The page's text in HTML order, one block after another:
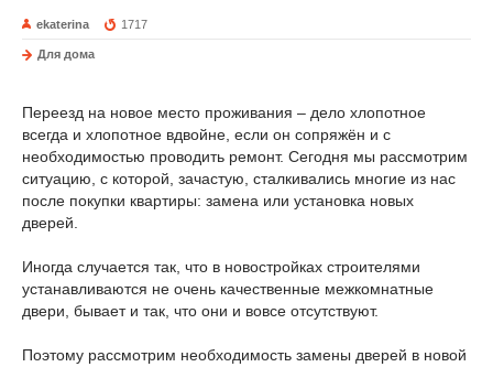
ekaterina 1717
Для дома
Переезд на новое место проживания – дело хлопотное
всегда и хлопотное вдвойне, если он сопряжён и с
необходимостью проводить ремонт. Сегодня мы рассмотрим
ситуацию, с которой, зачастую, сталкивались многие из нас
после покупки квартиры: замена или установка новых
дверей.
Иногда случается так, что в новостройках строителями
устанавливаются не очень качественные межкомнатные
двери, бывает и так, что они и вовсе отсутствуют.
Поэтому рассмотрим необходимость замены дверей в новой